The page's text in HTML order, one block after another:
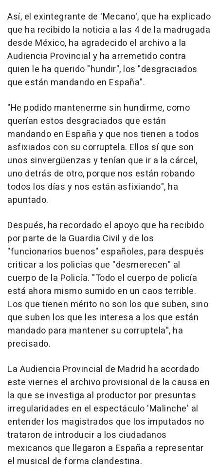
Así, el exintegrante de 'Mecano', que ha explicado
que ha recibido la noticia a las 4 de la madrugada
desde México, ha agradecido el archivo a la
Audiencia Provincial y ha arremetido contra
quien le ha querido "hundir", los "desgraciados
que están mandando en España".
"He podido mantenerme sin hundirme, como
querían estos desgraciados que están
mandando en España y que nos tienen a todos
asfixiados con su corruptela. Ellos sí que son
unos sinvergüenzas y tenían que ir a la cárcel,
uno detrás de otro, porque nos están robando
todos los días y nos están asfixiando", ha
apuntado.
Después, ha recordado el apoyo que ha recibido
por parte de la Guardia Civil y de los
"funcionarios buenos" españoles, para después
criticar a los policías que "desmerecen" al
cuerpo de la Policía. "Todo el cuerpo de policía
está ahora mismo sumido en un caos terrible.
Los que tienen mérito no son los que suben, sino
que suben los que les interesa a los que están
mandado para mantener su corruptela", ha
precisado.
La Audiencia Provincial de Madrid ha acordado
este viernes el archivo provisional de la causa en
la que se investiga al productor por presuntas
irregularidades en el espectáculo 'Malinche' al
entender los magistrados que los imputados no
trataron de introducir a los ciudadanos
mexicanos que llegaron a España a representar
el musical de forma clandestina.